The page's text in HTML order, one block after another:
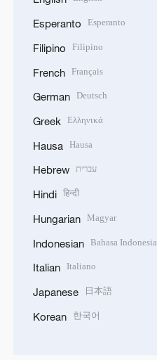
Esperanto Esperanto
Filipino Filipino
French Français
German Deutsch
Greek Ελληνικά
Hausa Hausa
Hebrew עברית
Hindi हिन्दी
Hungarian Magyar
Indonesian Bahasa Indonesia
Italian Italiano
Japanese 日本語
Korean 한국어